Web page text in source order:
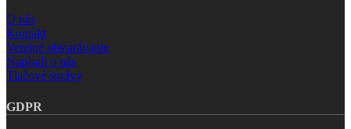
O nás
Kontakt
Verejné obstarávanie
Napísali o nás
Tlačové správy
GDPR